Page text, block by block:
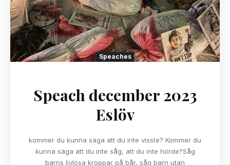
Speaches
Speach december 2023
Eslöv
kommer du kunna säga att du inte visste? Kommer du
kunna säga att du inte såg, att du inte hörde?Såg
barns livlösa kroppar på bår, såg barn utan